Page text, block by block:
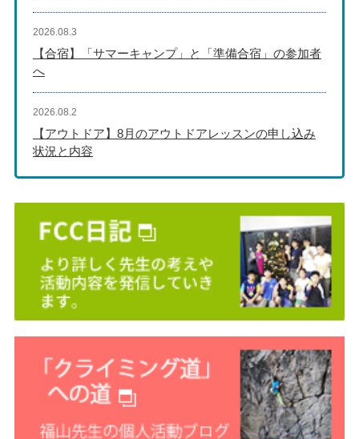
【合宿】「サマーキャンプ」と「準備合宿」の参加者
へ
2026.08.3
【アウトドア】8月のアウトドアレッスンの申し込み
状況と内容
2026.08.2